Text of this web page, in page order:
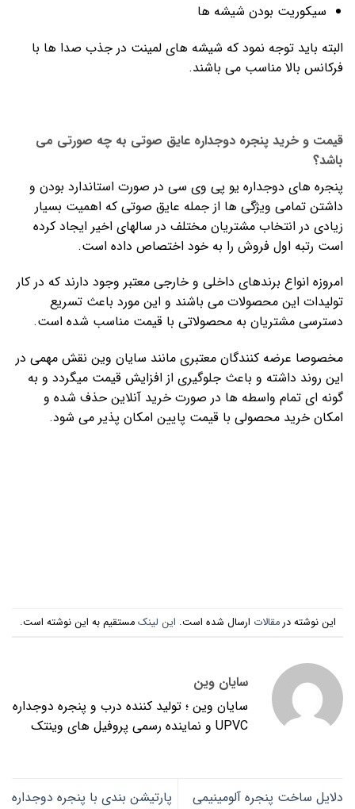
سیکوریت بودن شیشه ها
البته باید توجه نمود که شیشه های لمینت در جذب صدا ها با
فرکانس بالا مناسب می باشند.
قیمت و خرید پنجره دوجداره عایق صوتی به چه صورتی می
باشد؟
پنجره های دوجداره یو پی وی سی در صورت استاندارد بودن و
داشتن تمامی ویژگی ها از جمله عایق صوتی که اهمیت بسیار
زیادی در انتخاب مشتریان مختلف در سالهای اخیر ایجاد کرده
است رتبه اول فروش را به خود اختصاص داده است.
امروزه انواع برندهای داخلی و خارجی معتبر وجود دارند که در کار
تولیدات این محصولات می باشند و این مورد باعث تسریع
دسترسی مشتریان به محصولاتی با قیمت مناسب شده است.
مخصوصا عرضه کنندگان معتبری مانند سایان وین نقش مهمی در
این روند داشته و باعث جلوگیری از افزایش قیمت میگردد و به
گونه ای تمام واسطه ها در صورت خرید آنلاین حذف شده و
امکان خرید محصولی با قیمت پایین امکان پذیر می شود.
این نوشته درمقالات ارسال شده است. این لینک مستقیم به این نوشته است.
سایان وین
سایان وین ؛ تولید کننده درب و پنجره دوجداره
UPVC و نماینده رسمی پروفیل های وینتک
دلایل ساخت پنجره آلومینیمی پارتیشن بندی با پنجره دوجداره